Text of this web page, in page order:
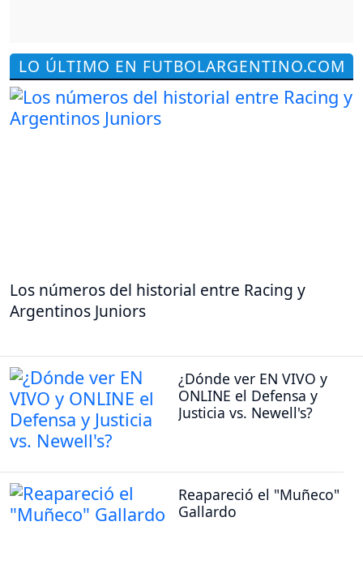
LO ÚLTIMO EN FUTBOLARGENTINO.COM
Los números del historial entre Racing y
Argentinos Juniors
¿Dónde ver EN VIVO y
ONLINE el Defensa y
Justicia vs. Newell's?
Reapareció el "Muñeco"
Gallardo